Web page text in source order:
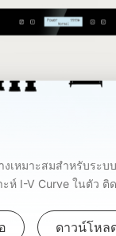
งเหมาะสมสำหรับร
ห์ I-V Curve ในตัว ติ
ดาวน์โหล